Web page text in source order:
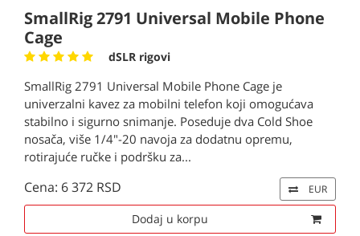
SmallRig 2791 Universal Mobile Phone
Cage
dSLR rigovi
SmallRig 2791 Universal Mobile Phone Cage je
univerzalni kavez za mobilni telefon koji omogućava
stabilno i sigurno snimanje. Poseduje dva Cold Shoe
nosača, više 1/4"-20 navoja za dodatnu opremu,
rotirajuće ručke i podršku za...
Cena: 6 372 RSD EUR
Dodaj u korpu